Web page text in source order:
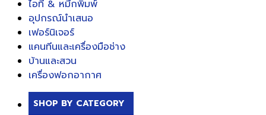
ไอที & หมึกพิมพ์
อุปกรณ์นำเสนอ
เฟอร์นิเจอร์
แคนทีนและเครื่องมือช่าง
บ้านและสวน
เครื่องฟอกอากาศ
SHOP BY CATEGORY